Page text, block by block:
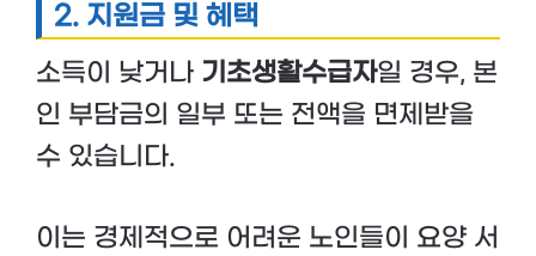
2. 지원금 및 혜택
소득이 낮거나 기초생활수급자일 경우, 본
인 부담금의 일부 또는 전액을 면제받을
수 있습니다.
이는 경제적으로 어려운 노인들이 요양 서